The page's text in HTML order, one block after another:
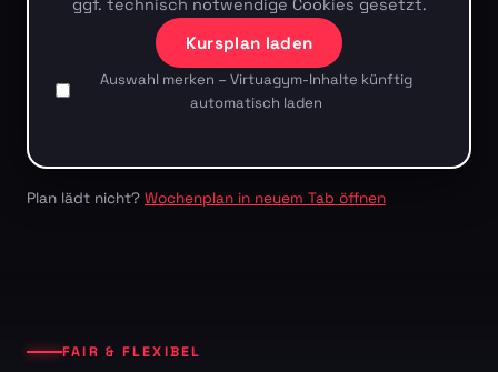
ggf. technisch notwendige Cookies gesetzt.
Kursplan laden
Auswahl merken – Virtuagym-Inhalte künftig
automatisch laden
Plan lädt nicht? Wochenplan in neuem Tab öffnen
FAIR & FLEXIBEL